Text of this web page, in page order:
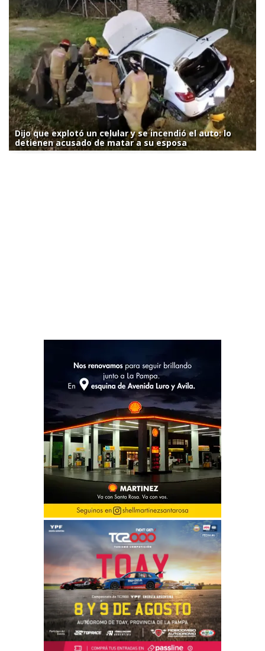
Dijo que explotó un celular y se incendió el auto: lo
detienen acusado de matar a su esposa